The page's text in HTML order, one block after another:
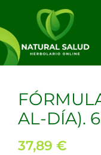
contenido
AL-DÍA).
37,89 €